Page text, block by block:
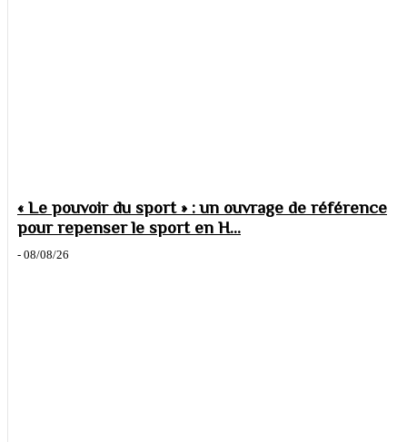
« Le pouvoir du sport » : un ouvrage de référence
pour repenser le sport en H...
- 08/08/26